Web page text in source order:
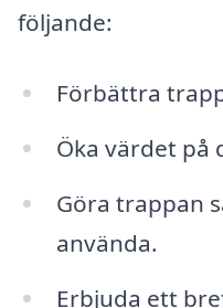
följande:
Förbättra
Öka värdet på
Göra trappan
använda.
Erbjuda ett